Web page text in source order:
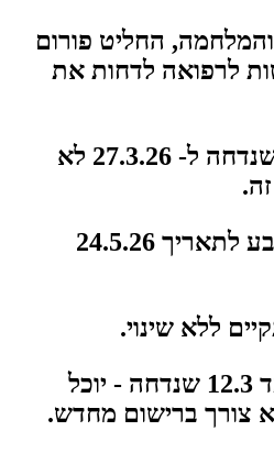
החליט פורום
לרפואה לדחות את
המועד של 12.3 שנדחה ל- 27.3.26 לא
המועד החדש נקבע לתאריך 24.5.26
כל מי ששילם על מועד 12.3 שנדחה - יוכל